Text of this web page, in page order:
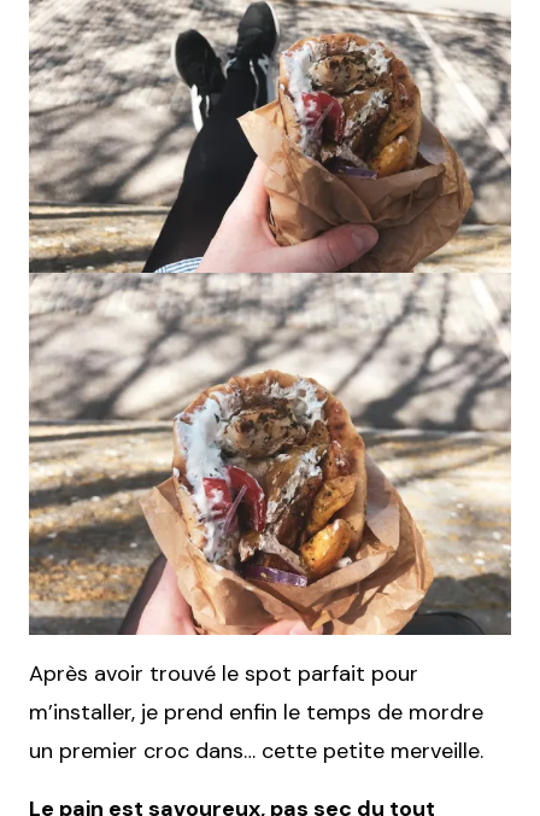
Après avoir trouvé le spot parfait pour
m’installer, je prend enfin le temps de mordre
un premier croc dans… cette petite merveille.
Le pain est savoureux, pas sec du tout